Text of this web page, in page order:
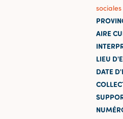
sociales
AIRE
LIEU
DATE